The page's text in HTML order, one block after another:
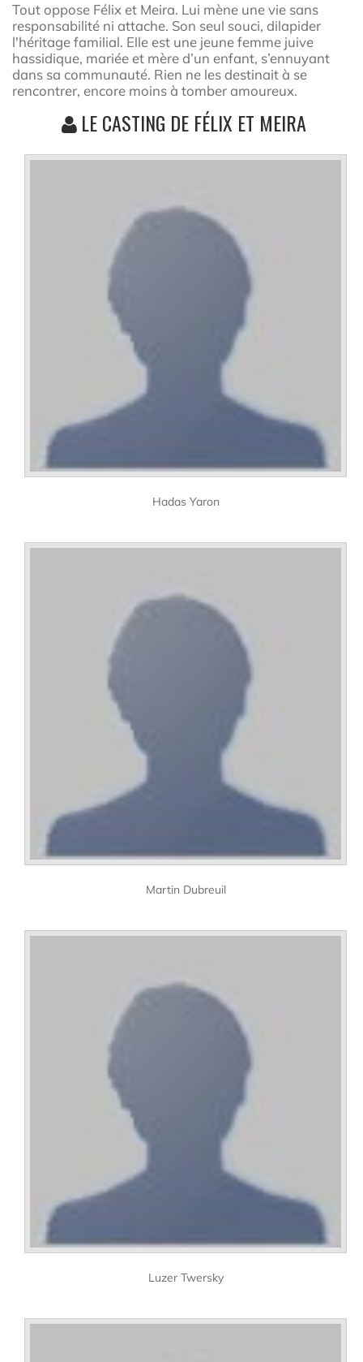
Tout oppose Félix et Meira. Lui mène une vie sans
responsabilité ni attache. Son seul souci, dilapider
l'héritage familial. Elle est une jeune femme juive
hassidique, mariée et mère d’un enfant, s’ennuyant
dans sa communauté. Rien ne les destinait à se
rencontrer, encore moins à tomber amoureux.
LE CASTING DE FÉLIX ET MEIRA
Hadas Yaron
Martin Dubreuil
Luzer Twersky